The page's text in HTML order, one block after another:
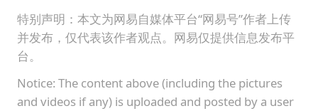
特别声明：本文为网易自媒体平台“网易号”作者上传
并发布，仅代表该作者观点。网易仅提供信息发布平
台。
Notice: The content above (including the pictures
and videos if any) is uploaded and posted by a user